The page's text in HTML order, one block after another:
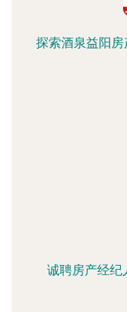
探索酒泉益阳
诚聘房产经